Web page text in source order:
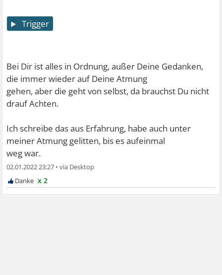
Trigger
Bei Dir ist alles in Ordnung, außer Deine Gedanken,
die immer wieder auf Deine Atmung
gehen, aber die geht von selbst, da brauchst Du nicht
drauf Achten.
Ich schreibe das aus Erfahrung, habe auch unter
meiner Atmung gelitten, bis es aufeinmal
weg war.
02.01.2022 23:27 •
x 2